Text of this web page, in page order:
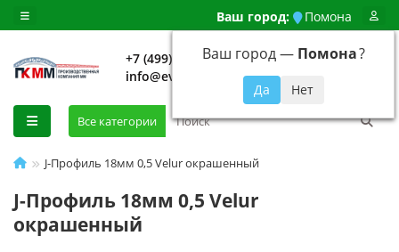
Ваш город: Помона
Ваш город — Помона?
+7 (499) 648-92-94
info@evroshtaketnikmoskva.ru
Все категории
J-Профиль 18мм 0,5 Velur окрашенный
J-Профиль 18мм 0,5 Velur
окрашенный